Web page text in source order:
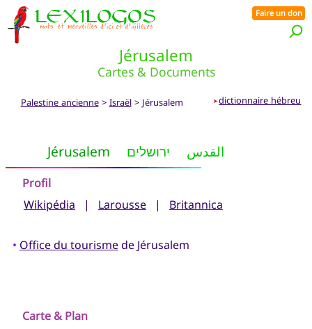
Jérusalem
Cartes & Documents
Faire un don
Palestine ancienne> Israël> Jérusalem ➤dictionnaire hébreu
Jérusalem القدس ירושלים
Profil
Wikipédia | Larousse | Britannica
• Office du tourismede Jérusalem
Carte & Plan